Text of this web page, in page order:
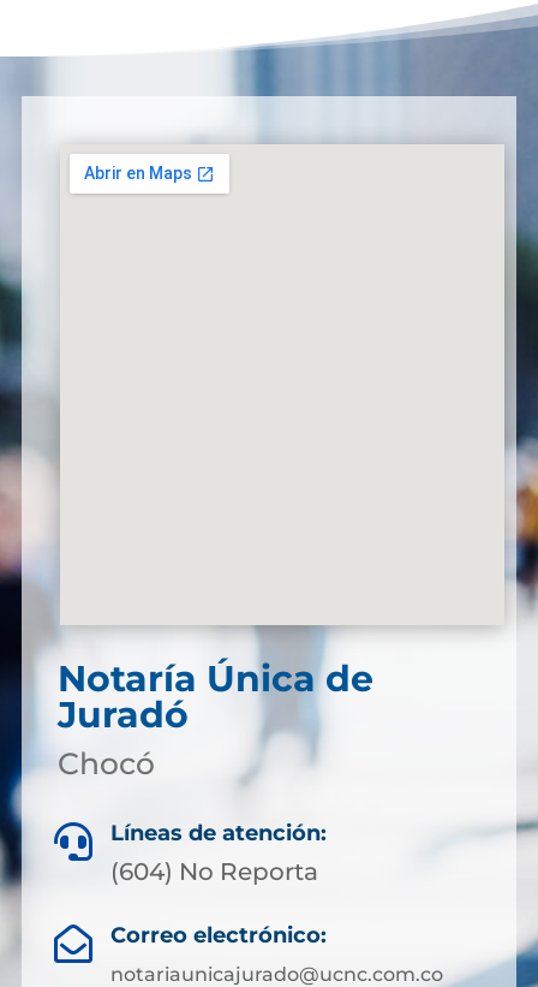
Notaría Única de
Juradó
Chocó
 Líneas de atención:
(604) No Reporta
 Correo electrónico:
notariaunicajurado@ucnc.com.co